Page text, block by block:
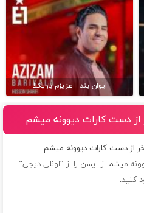
ایوان بند - عزیزم باریکلا
از دست کارات دیوونه میشم
از دست کارات دیوونه میشم
میشم از آیسن را از “اونلی دیجی”
کنید.